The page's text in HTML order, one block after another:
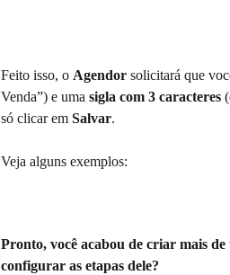
Feito isso, o Agendor solicitará que
Venda”) e uma sigla com 3 caracteres
só clicar em Salvar.
Veja alguns exemplos:
Pronto, você acabou de criar mais
configurar as etapas dele?